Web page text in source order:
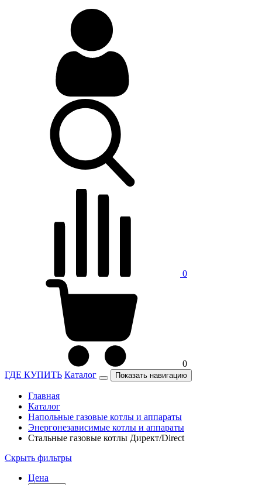
0
0
ГДЕ КУПИТЬ Каталог Показать навигацию
Главная
Каталог
Напольные газовые котлы и аппараты
Энергонезависимые котлы и аппараты
Стальные газовые котлы Директ/Direct
Скрыть фильтры
Цена